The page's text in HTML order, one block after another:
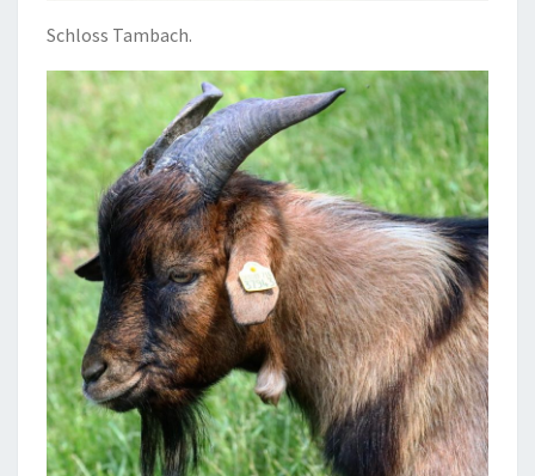
Schloss Tambach.